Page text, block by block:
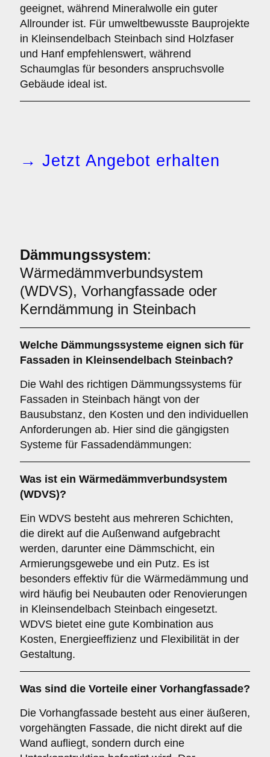
geeignet, während Mineralwolle ein guter
Allrounder ist. Für umweltbewusste Bauprojekte
in Kleinsendelbach Steinbach sind Holzfaser
und Hanf empfehlenswert, während
Schaumglas für besonders anspruchsvolle
Gebäude ideal ist.
→ Jetzt Angebot erhalten
Dämmungssystem:
Wärmedämmverbundsystem
(WDVS), Vorhangfassade oder
Kerndämmung in Steinbach
Welche Dämmungssysteme eignen sich für
Fassaden in Kleinsendelbach Steinbach?
Die Wahl des richtigen Dämmungssystems für
Fassaden in Steinbach hängt von der
Bausubstanz, den Kosten und den individuellen
Anforderungen ab. Hier sind die gängigsten
Systeme für Fassadendämmungen:
Was ist ein Wärmedämmverbundsystem
(WDVS)?
Ein WDVS besteht aus mehreren Schichten,
die direkt auf die Außenwand aufgebracht
werden, darunter eine Dämmschicht, ein
Armierungsgewebe und ein Putz. Es ist
besonders effektiv für die Wärmedämmung und
wird häufig bei Neubauten oder Renovierungen
in Kleinsendelbach Steinbach eingesetzt.
WDVS bietet eine gute Kombination aus
Kosten, Energieeffizienz und Flexibilität in der
Gestaltung.
Was sind die Vorteile einer Vorhangfassade?
Die Vorhangfassade besteht aus einer äußeren,
vorgehängten Fassade, die nicht direkt auf die
Wand aufliegt, sondern durch eine